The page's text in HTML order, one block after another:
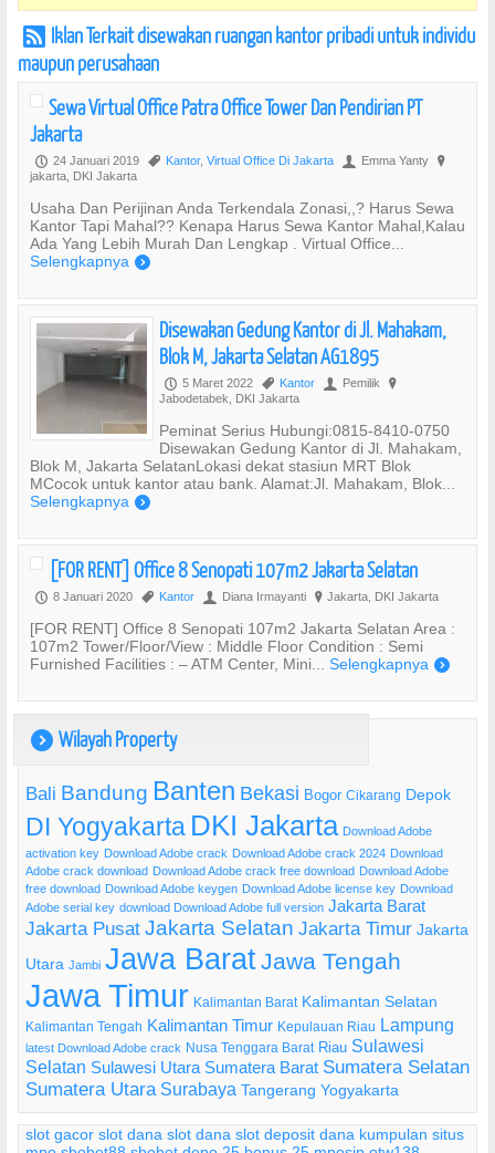
r Iklan Terkait disewakan ruangan kantor pribadi untuk individu
maupun perusahaan
Sewa Virtual Office Patra Office Tower Dan Pendirian PT
Jakarta
P 24 Januari 2019 , Kantor, Virtual Office Di Jakarta U Emma Yanty ?
jakarta, DKI Jakarta
Usaha Dan Perijinan Anda Terkendala Zonasi,,? Harus Sewa
Kantor Tapi Mahal?? Kenapa Harus Sewa Kantor Mahal,Kalau
Ada Yang Lebih Murah Dan Lengkap . Virtual Office...
Selengkapnya )
Disewakan Gedung Kantor di Jl. Mahakam,
Blok M, Jakarta Selatan AG1895
P 5 Maret 2022 , Kantor U Pemilik ?
Jabodetabek, DKI Jakarta
Peminat Serius Hubungi:0815-8410-0750
Disewakan Gedung Kantor di Jl. Mahakam,
Blok M, Jakarta SelatanLokasi dekat stasiun MRT Blok
MCocok untuk kantor atau bank. Alamat:Jl. Mahakam, Blok...
Selengkapnya )
[FOR RENT] Office 8 Senopati 107m2 Jakarta Selatan
P 8 Januari 2020 , Kantor U Diana Irmayanti ? Jakarta, DKI Jakarta
[FOR RENT] Office 8 Senopati 107m2 Jakarta Selatan Area :
107m2 Tower/Floor/View : Middle Floor Condition : Semi
Furnished Facilities : – ATM Center, Mini... Selengkapnya )
) Wilayah Property
Bali Bandung Banten Bekasi Bogor Cikarang Depok
DI Yogyakarta DKI Jakarta Download Adobe
activation key Download Adobe crack Download Adobe crack 2024 Download
Adobe crack download Download Adobe crack free download Download Adobe
free download Download Adobe keygen Download Adobe license key Download
Adobe serial key download Download Adobe full version Jakarta Barat
Jakarta Pusat Jakarta Selatan Jakarta Timur Jakarta
Utara Jambi Jawa BaratJawa Tengah
Jawa Timur Kalimantan Barat Kalimantan Selatan
Kalimantan Tengah Kalimantan Timur Kepulauan Riau Lampung
latest Download Adobe crack Nusa Tenggara Barat Riau Sulawesi
Selatan Sulawesi Utara Sumatera Barat Sumatera Selatan
Sumatera Utara Surabaya Tangerang Yogyakarta
slot gacor slot dana slot dana slot deposit dana kumpulan situs